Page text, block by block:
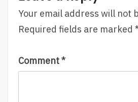
Itu
Your email address will not
Required fields are marked
Comment*